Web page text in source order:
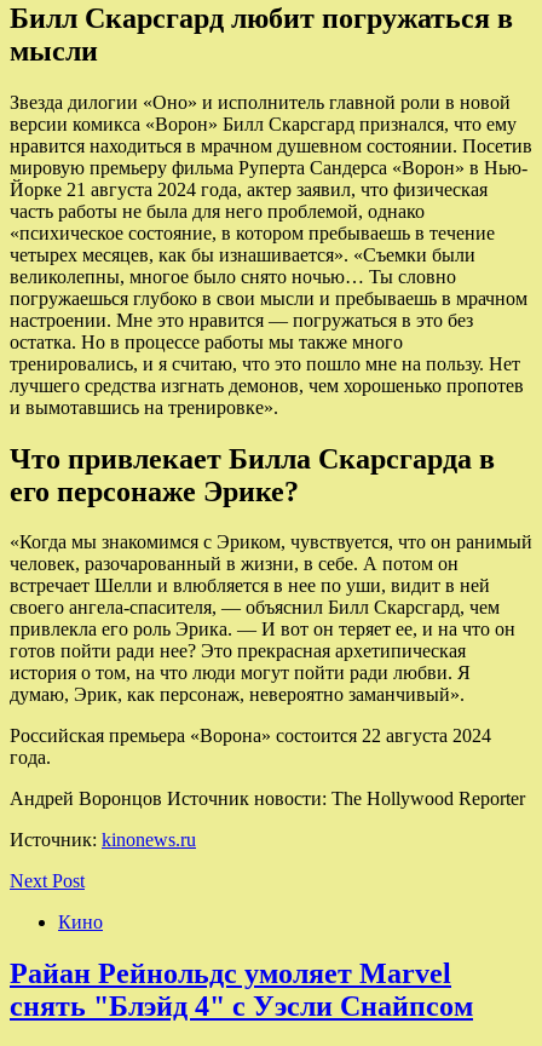
Билл Скарсгард любит погружаться в
мысли
Звезда дилогии «Оно» и исполнитель главной роли в новой
версии комикса «Ворон» Билл Скарсгард признался, что ему
нравится находиться в мрачном душевном состоянии. Посетив
мировую премьеру фильма Руперта Сандерса «Ворон» в Нью-
Йорке 21 августа 2024 года, актер заявил, что физическая
часть работы не была для него проблемой, однако
«психическое состояние, в котором пребываешь в течение
четырех месяцев, как бы изнашивается». «Съемки были
великолепны, многое было снято ночью… Ты словно
погружаешься глубоко в свои мысли и пребываешь в мрачном
настроении. Мне это нравится — погружаться в это без
остатка. Но в процессе работы мы также много
тренировались, и я считаю, что это пошло мне на пользу. Нет
лучшего средства изгнать демонов, чем хорошенько пропотев
и вымотавшись на тренировке».
Что привлекает Билла Скарсгарда в
его персонаже Эрике?
«Когда мы знакомимся с Эриком, чувствуется, что он ранимый
человек, разочарованный в жизни, в себе. А потом он
встречает Шелли и влюбляется в нее по уши, видит в ней
своего ангела-спасителя, — объяснил Билл Скарсгард, чем
привлекла его роль Эрика. — И вот он теряет ее, и на что он
готов пойти ради нее? Это прекрасная архетипическая
история о том, на что люди могут пойти ради любви. Я
думаю, Эрик, как персонаж, невероятно заманчивый».
Российская премьера «Ворона» состоится 22 августа 2024
года.
Андрей Воронцов Источник новости: The Hollywood Reporter
Источник: kinonews.ru
Next Post
Кино
Райан Рейнольдс умоляет Marvel
снять "Блэйд 4" с Уэсли Снайпсом